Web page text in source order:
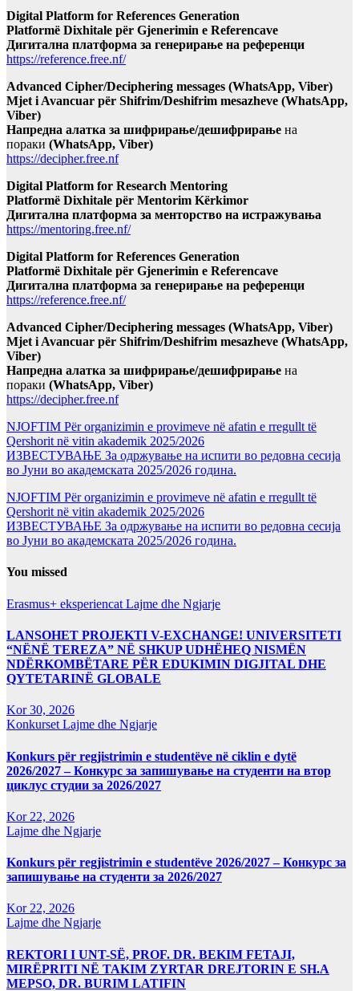
Digital Platform for References Generation
Platformë Dixhitale për Gjenerimin e Referencave
Дигитална платформа за генерирање на референци
https://reference.free.nf/
Advanced Cipher/Deciphering messages (WhatsApp, Viber)
Mjet i Avancuar për Shifrim/Deshifrim mesazheve (WhatsApp,
Viber)
Напредна алатка за шифрирање/дешифрирање на
пораки (WhatsApp, Viber)
https://decipher.free.nf
Digital Platform for Research Mentoring
Platformë Dixhitale për Mentorim Kërkimor
Дигитална платформа за менторство на истражувања
https://mentoring.free.nf/
Digital Platform for References Generation
Platformë Dixhitale për Gjenerimin e Referencave
Дигитална платформа за генерирање на референци
https://reference.free.nf/
Advanced Cipher/Deciphering messages (WhatsApp, Viber)
Mjet i Avancuar për Shifrim/Deshifrim mesazheve (WhatsApp,
Viber)
Напредна алатка за шифрирање/дешифрирање на
пораки (WhatsApp, Viber)
https://decipher.free.nf
NJOFTIM Për organizimin e provimeve në afatin e rregullt të
Qershorit në vitin akademik 2025/2026
ИЗВЕСТУВАЊЕ За одржување на испити во редовна сесија
во Јуни во академската 2025/2026 година.
NJOFTIM Për organizimin e provimeve në afatin e rregullt të
Qershorit në vitin akademik 2025/2026
ИЗВЕСТУВАЊЕ За одржување на испити во редовна сесија
во Јуни во академската 2025/2026 година.
You missed
Erasmus+ eksperiencat Lajme dhe Ngjarje
LANSOHET PROJEKTI V-EXCHANGE! UNIVERSITETI
“NËNË TEREZA” NË SHKUP UDHËHEQ NISMËN
NDËRKOMBËTARE PËR EDUKIMIN DIGJITAL DHE
QYTETARINË GLOBALE
Kor 30, 2026
Konkurset Lajme dhe Ngjarje
Konkurs për regjistrimin e studentëve në ciklin e dytë
2026/2027 – Конкурс за запишување на студенти на втор
циклус студии за 2026/2027
Kor 22, 2026
Lajme dhe Ngjarje
Konkurs për regjistrimin e studentëve 2026/2027 – Конкурс за
запишување на студенти за 2026/2027
Kor 22, 2026
Lajme dhe Ngjarje
REKTORI I UNT-SË, PROF. DR. BEKIM FETAJI,
MIRËPRITI NË TAKIM ZYRTAR DREJTORIN E SH.A
MEPSO, DR. BURIM LATIFIN